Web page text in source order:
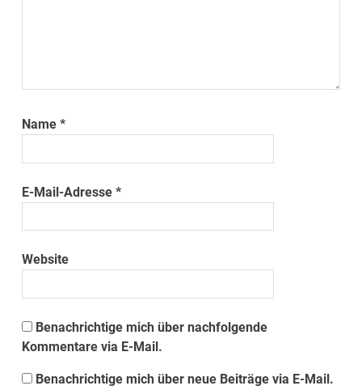
Name*
E-Mail-Adresse*
Website
Benachrichtige mich über nachfolgende
Kommentare via E-Mail.
Benachrichtige mich über neue Beiträge via E-Mail.